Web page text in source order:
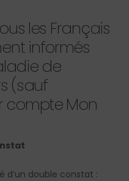
les Français
informés
de
(sauf
compte Mon
d’un double constat :